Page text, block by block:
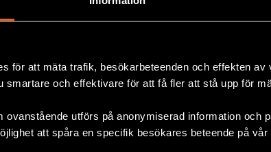
för att mäta trafik, besökarbeteenden och effekten av
smartare och effektivare för att få fler att stå upp för
ovanstående utförs på anonymiserad information och
att spåra en specifik besökares beteende på vår
parterna att agera med återhållsamhet för
det venezuelanska folkets